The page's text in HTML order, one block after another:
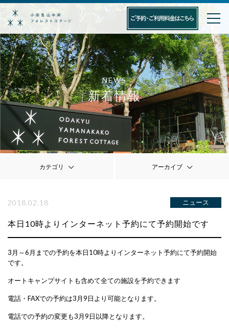
NEWS
新着情報
カテゴリ アーカイブ
2018.02.18 ニュース
本日10時よりインターネット予約にて予約開始です
3月～6月までの予約を本日10時よりインターネット予約にて予約開始
です。
オートキャンプサイトも含めて全ての施設を予約できます
電話・FAXでの予約は3月9日より可能となります。
電話での予約の変更も3月9日以降となります。